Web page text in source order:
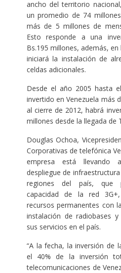
ancho del territorio
un promedio de 74
más de 5 millones de
Esto responde a una
Bs.195 millones, además,
iniciará la instalación de
celdas adicionales.
Desde el año 2005 hasta
invertido en Venezuela más
al cierre de 2012, habrá
millones desde la llegada de
Douglas Ochoa,
Corporativas de telefónica
empresa está llevando
despliegue de
regiones del país, que
capacidad de la red
recursos permanentes con
instalación de radiobases
sus servicios en el país.
“A la fecha, la inversión de
el 40% de la inversión
telecomunicaciones de